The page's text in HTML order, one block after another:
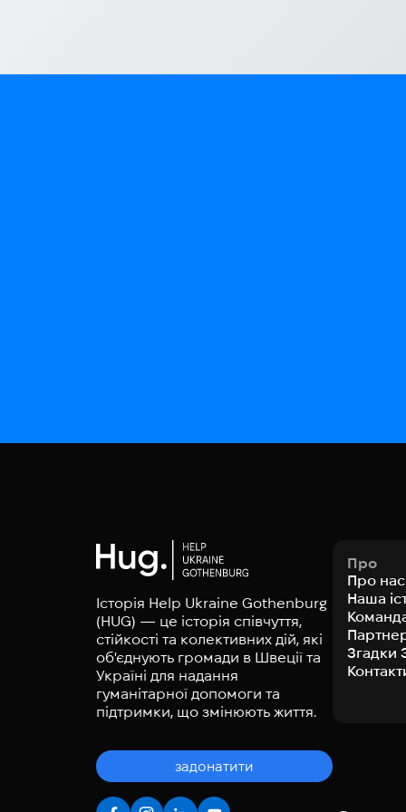
Історія Help Ukraine Gothenburg
(HUG) — це історія співчуття,
стійкості та колективних дій, які
об'єднують громади в Швеції та
Україні для надання
гуманітарної допомоги та
підтримки, що змінюють життя.
задонатити
Про
Про нас
Наша
Згадки